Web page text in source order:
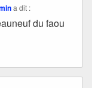
a dit :
du faou